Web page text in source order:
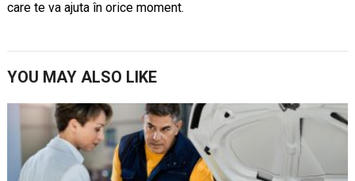
care te va ajuta în orice moment.
YOU MAY ALSO LIKE